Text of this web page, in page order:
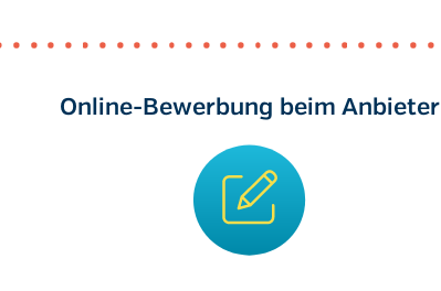
Online-Bewerbung beim Anbieter